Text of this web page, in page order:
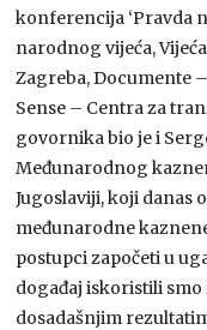
konferencija ‘Pravda
narodnog vijeća,
Zagreba, Documente
Sense – Centra za
govornika bio je i
Međunarodnog
Jugoslaviji, koji danas
međunarodne
postupci započeti u
događaj iskoristili
dosadašnjim